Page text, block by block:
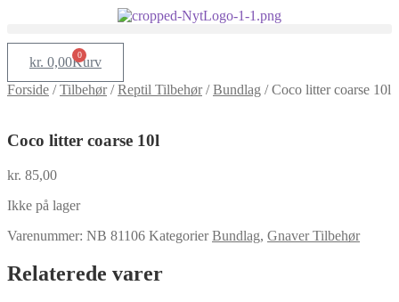
kr. 0,00 0
Kurv
Forside /Tilbehør/Reptil Tilbehør/Bundlag /Coco litter coarse 10l
Coco litter coarse 10l
kr. 85,00
Ikke på lager
Varenummer: NB 81106 Kategorier Bundlag, Gnaver Tilbehør
Relaterede varer